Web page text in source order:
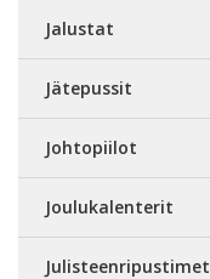
Jalustat
Jätepussit
Johtopiilot
Joulukalenterit
Julisteenripustimet